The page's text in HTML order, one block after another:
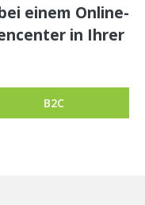
einem Online-
in Ihrer
B2C